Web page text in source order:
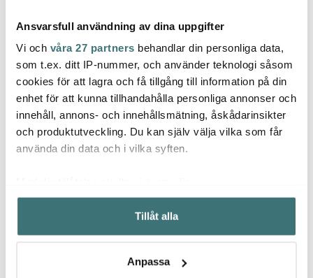
Ansvarsfull användning av dina uppgifter
Vi och våra 27 partners behandlar din personliga data,
som t.ex. ditt IP-nummer, och använder teknologi såsom
cookies för att lagra och få tillgång till information på din
enhet för att kunna tillhandahålla personliga annonser och
innehåll, annons- och innehållsmätning, åskådarinsikter
och produktutveckling. Du kan själv välja vilka som får
använda din data och i vilka syften.
Samla in information om din geografiska plats som
kan ha en noggrannhet på upp till flera meter
Identifiera din enhet genom att aktivt skanna den för
Ta reda på mer om hur dina personliga uppgifter
Tillåt alla
Anpassa
Mingle
Kökstermometer digital
Svart
209 kr 279 kr
Jonas
Jonas Måttsats i 4 delar
Rostfri
129 kr
Låt dig inspireras av våra kunder